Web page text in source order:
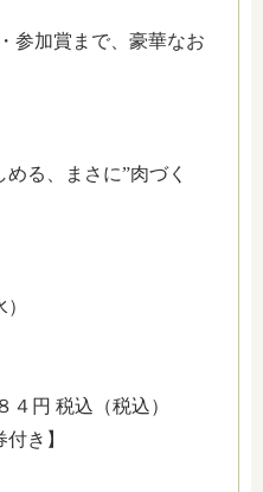
参加賞まで、豪華なお
る、まさに”肉づく
４円 税込（税込）
き】